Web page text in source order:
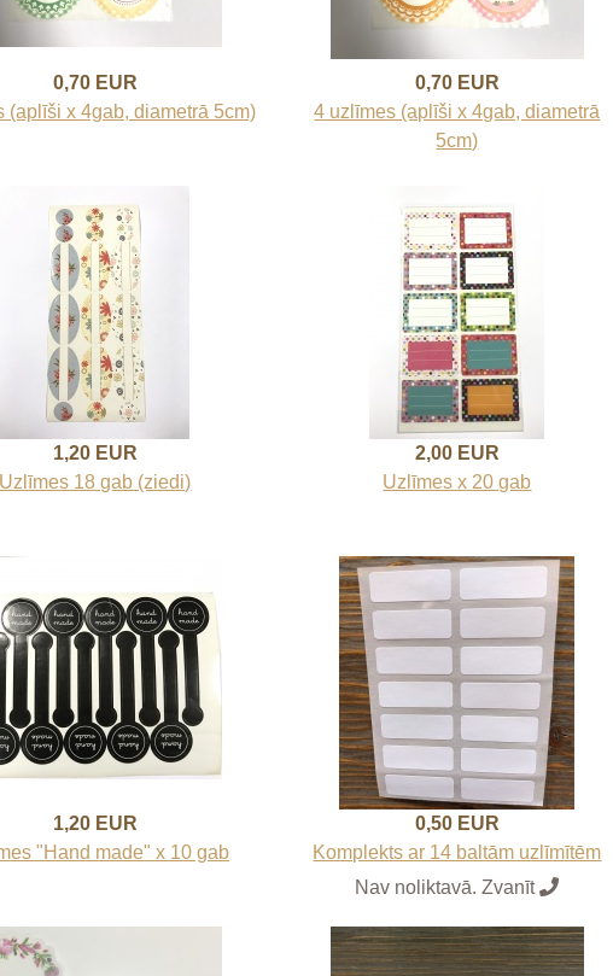
0,70 EUR
(aplīši x 4gab, diametrā 5cm)
0,70 EUR
4 uzlīmes (aplīši x 4gab, diametrā
5cm)
1,20 EUR
Uzlīmes 18 gab (ziedi)
2,00 EUR
Uzlīmes x 20 gab
1,20 EUR
"Hand made" x 10 gab
0,50 EUR
Komplekts ar 14 baltām uzlīmītēm
Nav noliktavā. Zvanīt